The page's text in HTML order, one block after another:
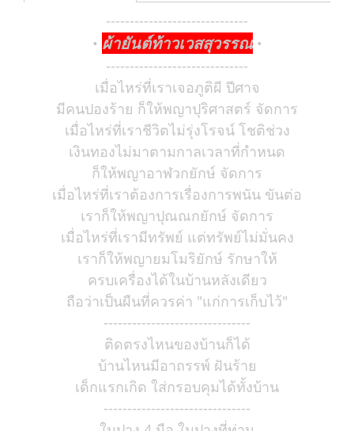
------------------------------
• ผ้ายันต์ท้าวเวสสุวรรณ•
------------------------------
เมื่อไหร่ที่เราเจอภูติผี ปีศาจ
มีคนปองร้าย ก็ให้พญาปุริศาสตร์ จัดการ
เมื่อไหร่ที่เราชีวิตไม่รุ่งโรจน์ โชติช่วง
เงินทองไม่มาตามกาลเวลาที่กำหนด
ก็ให้พญาอาฬวกยักษ์ จัดการ
เมื่อไหร่ที่เราต้องการเรื่องการพนัน ขันต่อ
เราก็ให้พญาปุณณกยักษ์ จัดการ
เมื่อไหร่ที่เรามีทรัพย์ แต่ทรัพย์ไม่มั่นคง
เราก็ให้พญายมโมริยักษ์ รักษาให้
ครบเครื่องได้ในบ้านหลังเดียว
ถือว่าเป็นผืนที่ควรค่า "แก่การเก็บไว้"
-------------------------------
ติดตรงไหนของบ้านก็ได้
บ้านไหนมีอาถรรพ์ ฝันร้าย
เด็กแรกเกิด ใส่กรอบคุมได้ทั้งบ้าน
-------------------------------